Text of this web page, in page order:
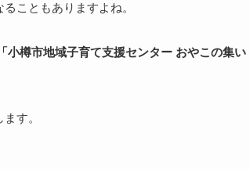
こともありますよね。
「小樽市地域子育て支援センター おやこの集い
す。